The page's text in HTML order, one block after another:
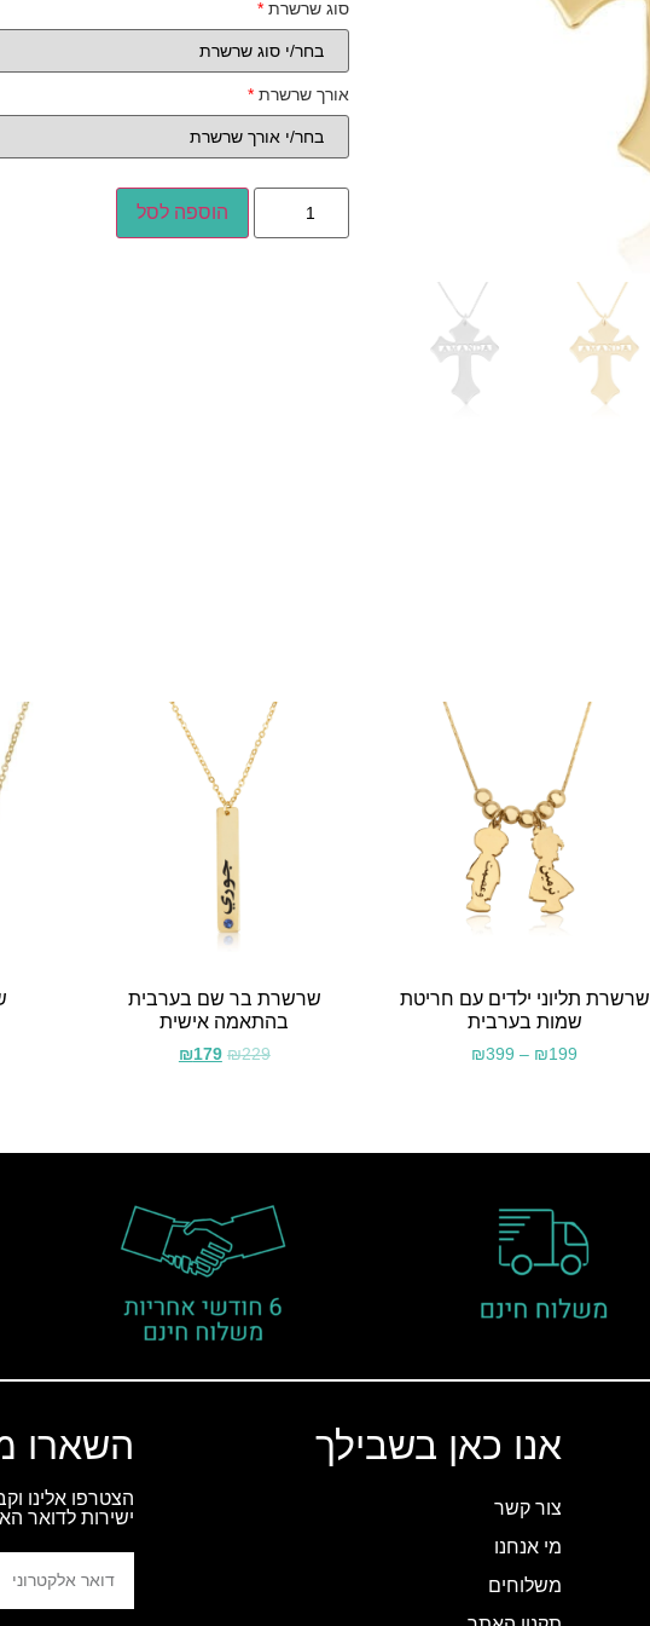
סוג שרשרת*
אורך שרשרת*
הוספה לסל
שרשרת תליוני ילדים עם חריטת
שמות בערבית
₪199
–
₪399
שרשרת בר שם בערבית
בהתאמה אישית
₪229
₪179
אנו כאן בשבילך
צור קשר
מי אנחנו
משלוחים
השארו
הצטרפו אלינו
ישירות לדואר